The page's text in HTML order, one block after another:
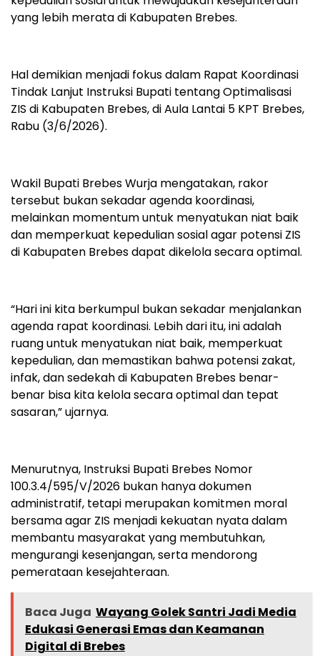
yang lebih merata di Kabupaten Brebes.
Hal demikian menjadi fokus dalam Rapat Koordinasi
Tindak Lanjut Instruksi Bupati tentang Optimalisasi
ZIS di Kabupaten Brebes, di Aula Lantai 5 KPT Brebes,
Rabu (3/6/2026).
Wakil Bupati Brebes Wurja mengatakan, rakor
tersebut bukan sekadar agenda koordinasi,
melainkan momentum untuk menyatukan niat baik
dan memperkuat kepedulian sosial agar potensi ZIS
di Kabupaten Brebes dapat dikelola secara optimal.
“Hari ini kita berkumpul bukan sekadar menjalankan
agenda rapat koordinasi. Lebih dari itu, ini adalah
ruang untuk menyatukan niat baik, memperkuat
kepedulian, dan memastikan bahwa potensi zakat,
infak, dan sedekah di Kabupaten Brebes benar-
benar bisa kita kelola secara optimal dan tepat
sasaran,” ujarnya.
Menurutnya, Instruksi Bupati Brebes Nomor
100.3.4/595/V/2026 bukan hanya dokumen
administratif, tetapi merupakan komitmen moral
bersama agar ZIS menjadi kekuatan nyata dalam
membantu masyarakat yang membutuhkan,
mengurangi kesenjangan, serta mendorong
pemerataan kesejahteraan.
Baca Juga Wayang Golek Santri Jadi Media
Edukasi Generasi Emas dan Keamanan
Digital di Brebes